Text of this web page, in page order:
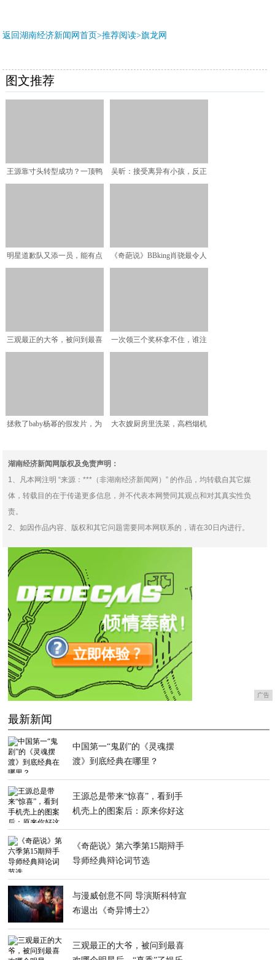
返回湖南经济新闻网首页>推荐阅读>旗龙网
图文推荐
王源靠寸头转型成功？一顶鸭
吴昕：接受离异有小孩，反正
明星道歉队又添一员，能有点
《奇葩说》BBking肖骁最令人
三观最正的大爷，被问到最喜
一次领三个奖杯拿不住，谁注
拯救了baby杨幂的假发片，为
大衣嫂厨房里洗菜，高档烟机
湖南经济新闻网版权及免责声明：
1、凡本网注明 “来源：***（非湖南经济新闻网）” 的作品，均转载自其它媒
体，转载目的在于传递更多信息，并不代表本网赞同其观点和对其真实性负
责。
2、如因作品内容、版权和其它问题需要同本网联系的，请在30日内进行。
广告
最新新闻
中国第一“鬼剧”的《灵魂摆
渡》到底经典在哪里？
王源总是带来“惊喜”，看到手
机壳上的图案后：原来你好这
《奇葩说》第六季第15期辩手
导师经典辩论词节选
与漫威创意不同 导演斯科特宣
布退出《奇异博士2》
三观最正的大爷，被问到最喜